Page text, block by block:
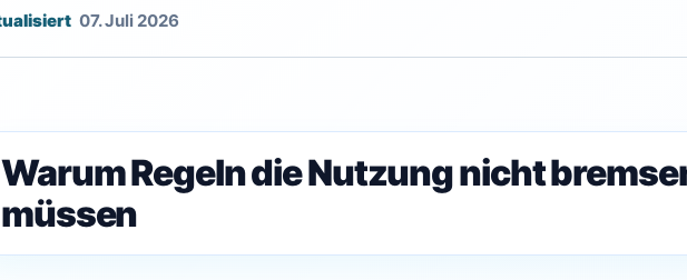
07. Juli 2026
Warum Regeln die Nutzung nicht
müssen